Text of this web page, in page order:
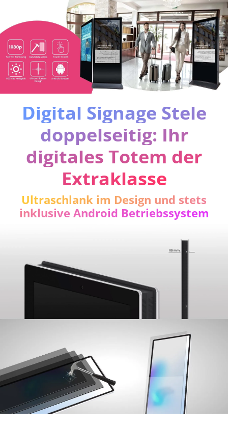
Digital Signage Stele
doppelseitig: Ihr
digitales Totem der
Extraklasse
Ultraschlank im Design und stets
inklusive Android Betriebssystem